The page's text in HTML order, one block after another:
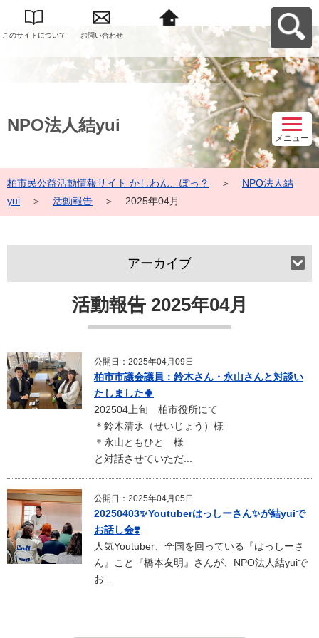
このサイトについて お問い合わせ
サイト かしわん、ぽ
NPO法人結yui
メニュー
柏市民公益活動情報サイト かしわん、ぽっ？ ＞
NPO法人結
yui
＞ 活動報告 ＞ 2025年04月
活動報告 2025年04月
公開日：2025年04月09日
柏市市議会議員：鈴木さん・永山さんと対談い
たしました🍀
202504上旬 柏市役所にて
＊鈴木清氶（せいじょう）様
＊永山ともひと 様
と対話させていただ...
公開日：2025年04月05日
20250403✨Youtuberはっしーさん✨が結yuiで
お話し会❣️
人気Youtuber、全国を回っている『はっしーさ
ん』こと『橋本友明』さんが、NPO法人結yuiで
お...
アーカイブ